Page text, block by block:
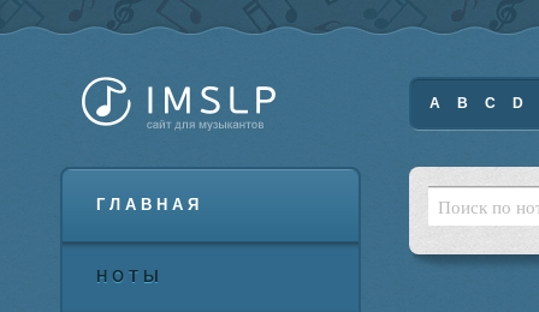
ГЛАВНАЯ
НОТЫ
A B C D